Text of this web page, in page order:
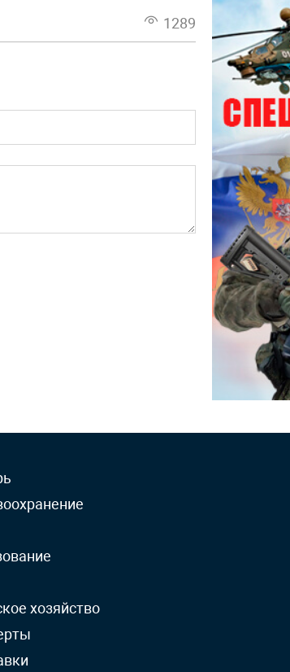
1289
хозяйство